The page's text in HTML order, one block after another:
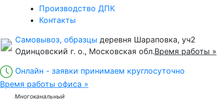
Производство ДПК
Контакты
Самовывоз, образцы деревня Шараповка, уч2
Одинцовский г. о., Московская обл.Время работы »
Онлайн - заявки принимаем круглосуточно
Время работы офиса »
Многоканальный